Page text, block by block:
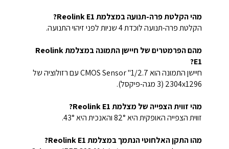
מהי הקלטת פרה-תנועה במצלמת Reolink E1?
הקלטת פרה-תנועה לוכדת 4 שניות לפני זיהוי התנועה.
מהם הפרמטרים של חיישן התמונה במצלמת Reolink
E1?
חיישן התמונה הוא 1/2.7" CMOS Sensor עם רזולוציה של
2304x1296 (3 מגה-פיקסל).
מהי זווית הצפייה של מצלמת Reolink E1?
זווית הצפייה האופקית היא 82° והאנכית היא 43°.
מהו התקן האלחוטי הנתמך במצלמת Reolink E1?